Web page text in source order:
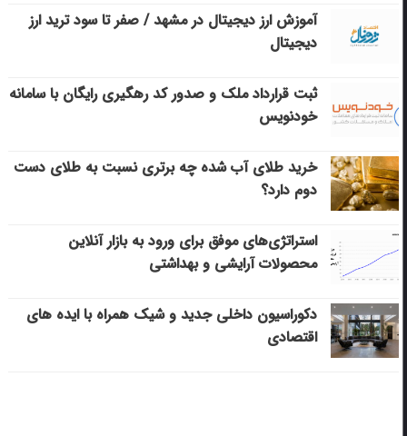
آموزش ارز دیجیتال در مشهد / صفر تا سود ترید ارز
دیجیتال
ثبت قرارداد ملک و صدور کد رهگیری رایگان با سامانه
خودنویس
خرید طلای آب شده چه برتری نسبت به طلای دست
دوم دارد؟
استراتژی‌های موفق برای ورود به بازار آنلاین
محصولات آرایشی و بهداشتی
دکوراسیون داخلی جدید و شیک همراه با ایده های
اقتصادی